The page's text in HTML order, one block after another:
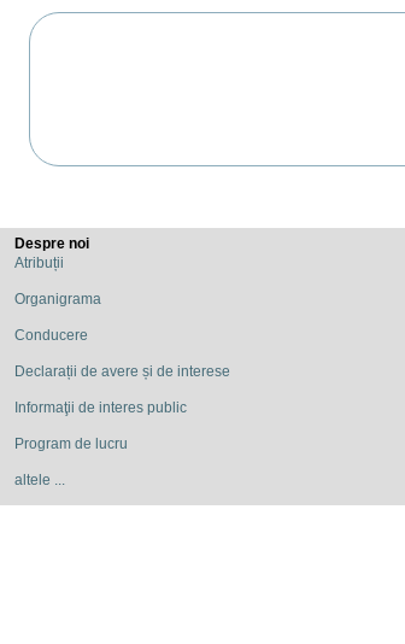
Despre noi
Atribuții
Organigrama
Conducere
Declarații de avere și de interese
Informaţii de interes public
Program de lucru
altele ...